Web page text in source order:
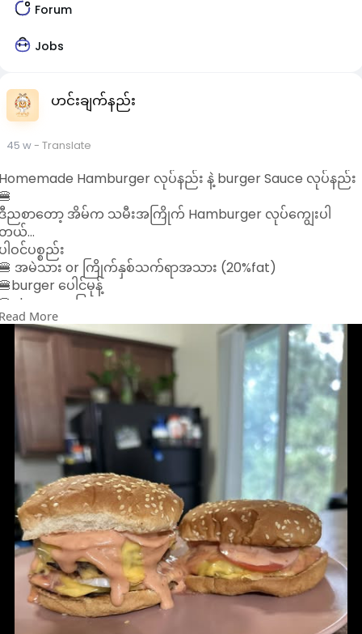
Forum
Jobs
ဟင်းချက်နည်း
45 w- Translate
Hamburger လုပ်နည်း နဲ့ burger Sauce လုပ်နည်း
ညစာတော့ အိမ်က သမီးအကြိုက် Hamburger လုပ်ကျွေးပါ
ယ်…
ါဝင်ပစ္စည်း
အမဲသား or ကြိုက်နှစ်သက်ရာအသား (20%fat)
ပေါင်မုန့်
အပြား
ခရမ်းချဉ်သီး ကြက်သွန်နီ ဆလပ်ရွက်
ရင်ဆုံး အသားကို ဆားနဲ့ ငရုတ်​ကောင်းမှုန့်နဲ့ နှယ်ပီး အပြားလေး
ေလုပ် ဒယ်အိုးထဲ ထောပတ်သုတ်ကင်ပါ (သို့) Air fryerထဲ ထည့်
း ကင်လို့လည်းရပါတယ် အ​ညှော်သက်သာတာ​ပေါ့
ေါင်မုန့်ကိုဒယ်ပြားထဲပူလာအောင်ခဏထည့်ကင်ပါ
သားကျက်ရင် cheese အပြားကို အသားပေါ်တင်ပီး ကင်ပေးပါ …
ားလုံးပီးရင်တော့ ပေါင်မုန့်ပေါ် အသားပြားထည့် အသီးရွက်ထည့်
ထည့် ပီး စားလို့ရပါပီ…
လုပ်ရန်
၃ ဇွန်း
Tomato sauce) ၂ဇွန်း
၁/၄ ဇွန်း
(မရှိရင်မထည့်လို့ရပါတယ်)
ရုတ်ကောင်းမှုန့် တို့ကို စိတ်ကြိုက်အရသာရအောင် ရောလိုက်ရင်
ရသာ​ကောင်းတဲ့ burger sauce ရပါပြီ …
More